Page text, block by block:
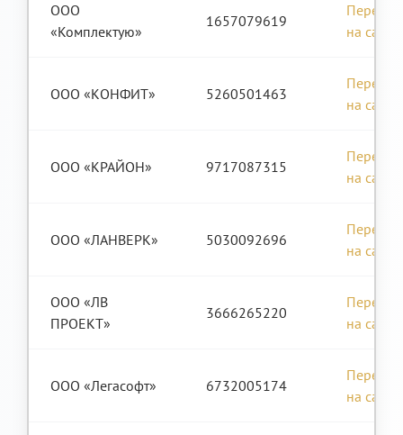
ООО
«Комплектую»
1657079619
Перейти
на сайт
ООО «КОНФИТ» 5260501463
Перейти
на сайт
ООО «КРАЙОН» 9717087315
Перейти
на сайт
ООО «ЛАНВЕРК» 5030092696
Перейти
на сайт
ООО «ЛВ
ПРОЕКТ»
3666265220
Перейти
на сайт
ООО «Легасофт» 6732005174
Перейти
на сайт